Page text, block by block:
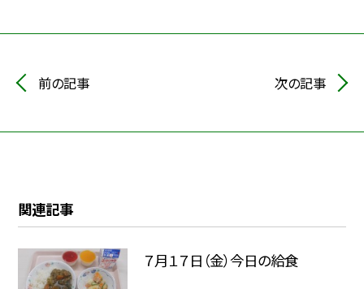
前の記事 次の記事
関連記事
７月１７日（金）今日の給食